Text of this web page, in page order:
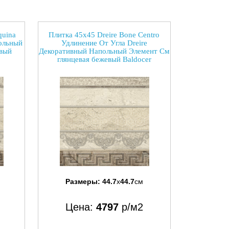
Плитка 45x45 Dreire Bone Centro
Удлинение От Угла Dreire
Декоративный Напольный Элемент См
глянцевая бежевый Baldocer
Размеры: 44.7x44.7см
Цена: 4797р/м2